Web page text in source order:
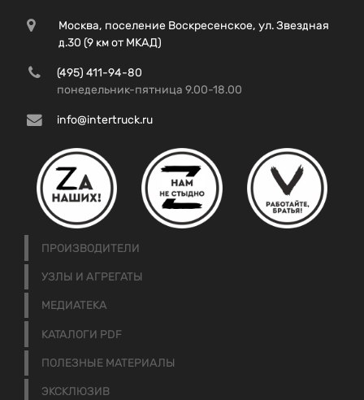
Москва, поселение Воскресенское, ул. Звездная
д.30 (9 км от МКАД)
(495) 411-94-80
понедельник-пятница 9.00-18.00
info@intertruck.ru
ПРОИЗВОДИТЕЛИ
УЗЛЫ И АГРЕГАТЫ
МЕДИАТЕКА
КАТАЛОГИ PDF
ПОЛЕЗНЫЕ МАТЕРИАЛЫ
ЭКСКЛЮЗИВ